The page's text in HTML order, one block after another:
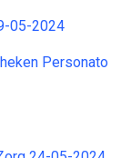
05-2024
Personato